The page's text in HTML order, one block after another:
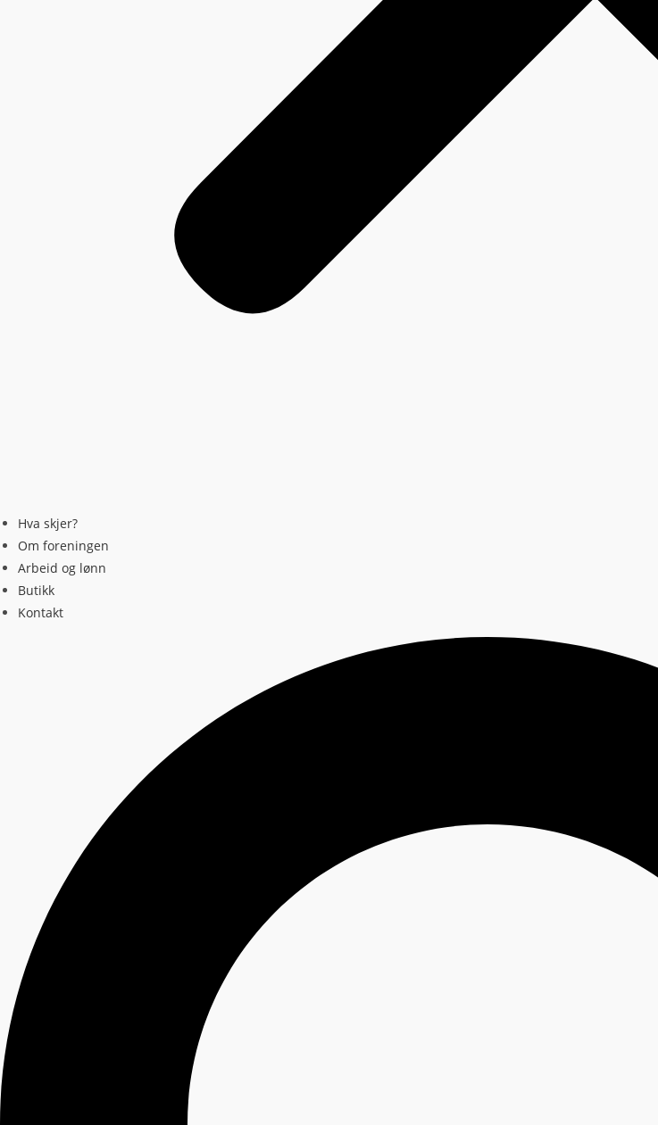
Hva skjer?
Om foreningen
Arbeid og lønn
Butikk
Kontakt